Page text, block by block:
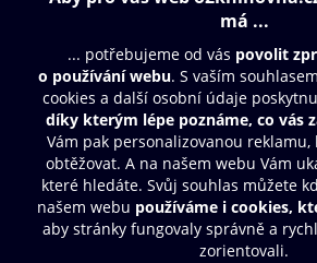
Obsah ke stažení
Moje O2 Knihovna
Další zábava
© O2 Czech Republic a.s.